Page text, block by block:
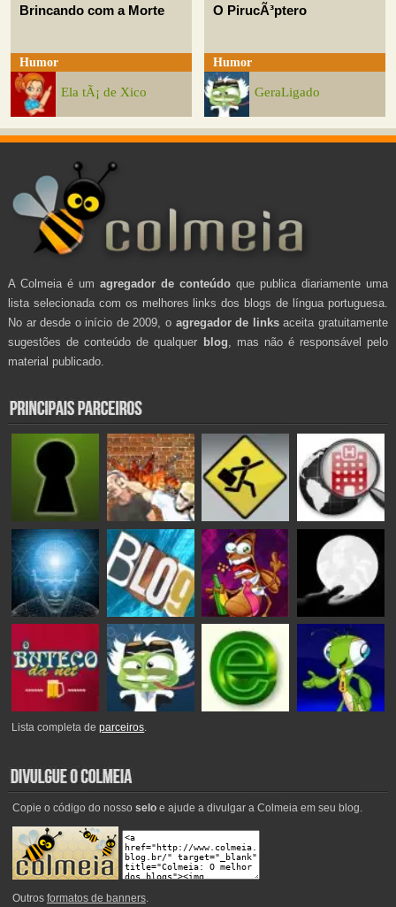
Brincando com a Morte
Humor
Ela tÃ¡ de Xico
O PirucÃ³ptero
Humor
GeraLigado
A Colmeia é um agregador de conteúdo que publica diariamente uma
lista selecionada com os melhores links dos blogs de língua portuguesa.
No ar desde o início de 2009, o agregador de linksaceita gratuitamente
sugestões de conteúdo de qualquer blog , mas não é responsável pelo
material publicado.
Lista completa deparceiros.
Copie o código do nosso seloe ajude a divulgar a Colmeia em seu blog.
Outros formatos de banners.